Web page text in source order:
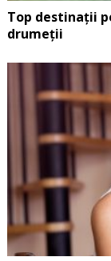
Top destinații
drumeții